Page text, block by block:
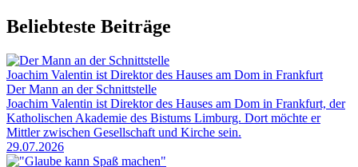
Beliebteste Beiträge
Joachim Valentin ist Direktor des Hauses am Dom in Frankfurt
Der Mann an der Schnittstelle
Joachim Valentin ist Direktor des Hauses am Dom in Frankfurt, der
Katholischen Akademie des Bistums Limburg. Dort möchte er
Mittler zwischen Gesellschaft und Kirche sein.
29.07.2026